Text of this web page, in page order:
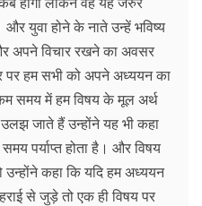
युवा होने के नाते उन्हें भविष्य
अपने विचार रखने का अवसर
पर हम सभी को अपने अध्ययन का
कम समय में हम विषय के मूल अर्थ
जाते हैं उन्होंने यह भी कहा
पर्याप्त होता है। और विषय
उन्होंने कहा कि यदि हम अध्ययन
से जुड़े तो एक ही विषय पर